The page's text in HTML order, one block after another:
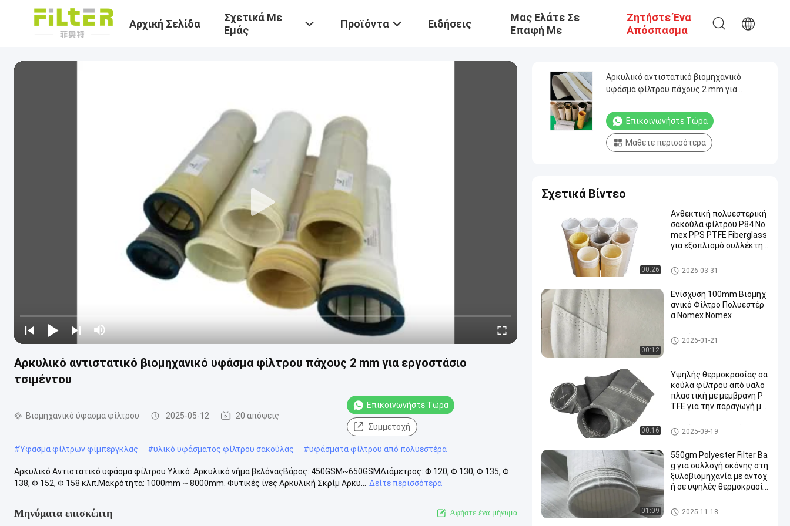
Αρχική Σελίδα
Σχετικά Με
Εμάς
Προϊόντα Ειδήσεις
Μας Ελάτε Σε
Επαφή Με
Ζητήστε Ένα
Απόσπασμα
Αρκυλικό αντιστατικό βιομηχανικό υφάσμα φίλτρου πάχους 2 mm για εργοστάσιο
τσιμέντου
Βιομηχανικό ύφασμα φίλτρου 2025-05-12 20 απόψεις
Επικοινωνήστε Τώρα
Συμμετοχή
#Ύφασμα φίλτρων φίμπεργκλας #υλικό υφάσματος φίλτρου σακούλας #υφάσματα φίλτρου από πολυεστέρα
Αρκυλικό Αντιστατικό υφάσμα φίλτρου Υλικό: Αρκυλικό νήμα βελόναςΒάρος: 450GSM~650GSMΔιάμετρος: Φ 120, Φ 130, Φ 135, Φ
138, Φ 152, Φ 158 κλπ.Μακρότητα: 1000mm ~ 8000mm. Φυτικές ίνες Αρκυλική Σκρίμ Αρκυ...
Δείτε περισσότερα
Μηνύματα επισκέπτη Αφήστε ένα μήνυμα
Αρκυλικό αντιστατικό βιομηχανικό
υφάσμα φίλτρου πάχους 2 mm για
Επικοινωνήστε Τώρα
Μάθετε περισσότερα
Σχετικά Βίντεο
00:26
Ανθεκτική πολυεστερική
σακούλα φίλτρου P84 No
mex PPS PTFE Fiberglass
για εξοπλισμό συλλέκτη
Τσάντα φίλτρων πολυεστέρ
α
2026-03-31
00:12
Ενίσχυση 100mm Βιομηχ
ανικό Φίλτρο Πολυεστέρ
α Nomex Nomex
σακούλες φίλτρου υψηλής θ
ερμοκρασίας
2026-01-21
00:16
Υψηλής θερμοκρασίας σα
κούλα φίλτρου από υαλο
πλαστική με μεμβράνη P
TFE για την παραγωγή μα
σακούλα φίλτρου από γυαλί ί
να
2025-09-19
01:09
550gm Polyester Filter Ba
g για συλλογή σκόνης στη
ξυλοβιομηχανία με αντοχ
ή σε υψηλές θερμοκρασίε
Τσάντα φίλτρων πολυεστέρ
α
2025-11-18